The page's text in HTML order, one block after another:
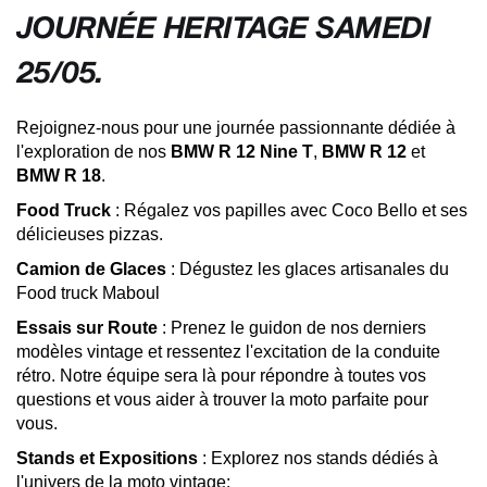
JOURNÉE HERITAGE SAMEDI
25/05.
Rejoignez-nous pour une journée passionnante dédiée à
l'exploration de nos BMW R 12 Nine T, BMW R 12 et
BMW R 18.
Food Truck : Régalez vos papilles avec Coco Bello et ses
délicieuses pizzas.
Camion de Glaces : Dégustez les glaces artisanales du
Food truck Maboul
Essais sur Route : Prenez le guidon de nos derniers
modèles vintage et ressentez l'excitation de la conduite
rétro. Notre équipe sera là pour répondre à toutes vos
questions et vous aider à trouver la moto parfaite pour
vous.
Stands et Expositions : Explorez nos stands dédiés à
l'univers de la moto vintage: